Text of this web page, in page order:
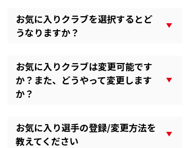
お気に入りクラブを選択するとど
うなりますか？
お気に入りクラブは変更可能です
か？また、どうやって変更します
か？
お気に入り選手の登録/変更方法を
教えてください